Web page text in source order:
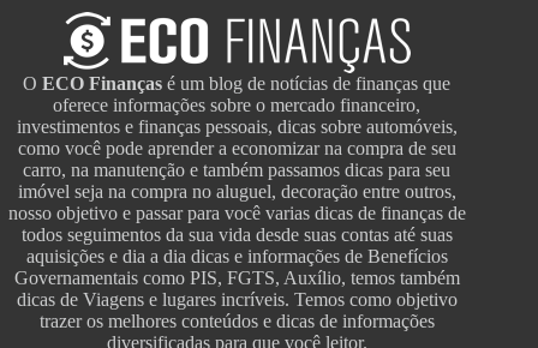
OECO Finanças é um blog de notícias de finanças que
oferece informações sobre o mercado financeiro,
investimentos e finanças pessoais, dicas sobre automóveis,
como você pode aprender a economizar na compra de seu
carro, na manutenção e também passamos dicas para seu
imóvel seja na compra no aluguel, decoração entre outros,
nosso objetivo e passar para você varias dicas de finanças de
todos seguimentos da sua vida desde suas contas até suas
aquisições e dia a dia dicas e informações de Benefícios
Governamentais como PIS, FGTS, Auxílio, temos também
dicas de Viagens e lugares incríveis. Temos como objetivo
trazer os melhores conteúdos e dicas de informações
diversificadas para que você leitor.